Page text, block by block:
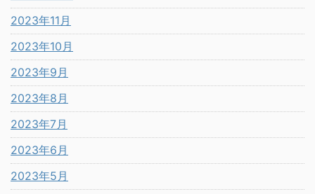
2023年11月
2023年10月
2023年9月
2023年8月
2023年7月
2023年6月
2023年5月